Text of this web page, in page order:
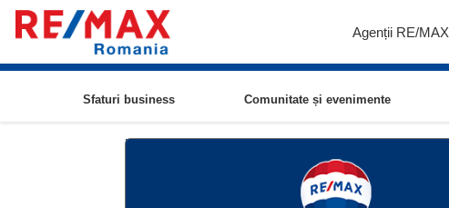
Agenții RE/MAX
Sfaturi business Comunitate și evenimente